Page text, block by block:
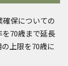
保についての
70歳まで延長
上限を70歳に